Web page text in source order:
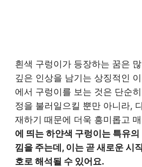
흰색 구렁이가 등장하는 꿈은
깊은 인상을 남기는 상징적인
에서 구렁이를 보는 것은 단순
정을 불러일으킬 뿐만 아니라,
재하기 때문에 더욱 흥미롭고
에 띄는 하얀색 구렁이는 특유
낌을 주는데, 이는 곧 새로운 시
호로 해석될 수 있어요.